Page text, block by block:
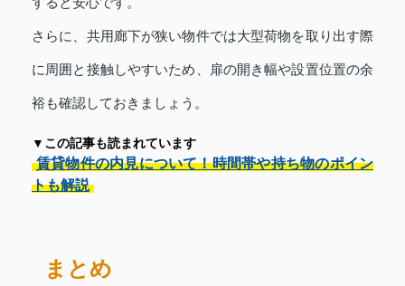
さらに、共用廊下が狭い物件では大型荷物を取り出す際
に周囲と接触しやすいため、扉の開き幅や設置位置の余
裕も確認しておきましょう。
▼この記事も読まれています
賃貸物件の内見について！時間帯や持ち物のポイン
トも解説
まとめ